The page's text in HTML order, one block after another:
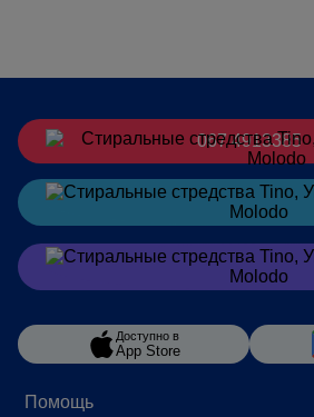
Помощь
067 4913385
Заказатьв
Заказать в Viber
Доступно в
App Store